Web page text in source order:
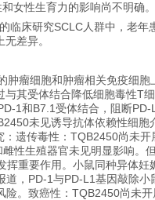
女性生育力的影响尚不明确。
临床研究SCLC人群中，老
差异。
瘤细胞和肿瘤相关免疫细
其受体结合降低细胞毒性T
1和B7.1受体结合，阻断
未见诱导抗体依赖性细
遗传毒性：TQB2450尚未
性生殖器官未见明显影响。
重要作用。小鼠同种异体
，PD-1与PD-L1基因敲除
。致癌性：TQB2450尚未